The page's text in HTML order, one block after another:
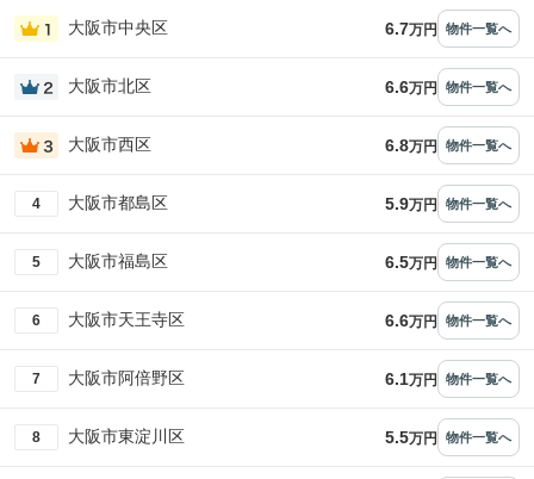
大阪市中央区 6.7万円 物件一覧へ
大阪市北区 6.6万円 物件一覧へ
大阪市西区 6.8万円 物件一覧へ
4 大阪市都島区 5.9万円 物件一覧へ
5 大阪市福島区 6.5万円 物件一覧へ
6 大阪市天王寺区 6.6万円 物件一覧へ
7 大阪市阿倍野区 6.1万円 物件一覧へ
8 大阪市東淀川区 5.5万円 物件一覧へ